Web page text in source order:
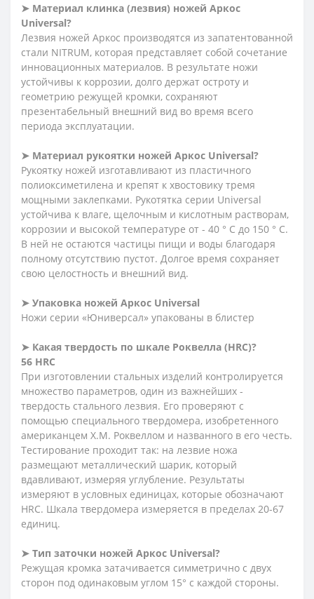
➤ Материал клинка (лезвия) ножей Аркос
Universal?
Лезвия ножей Аркос производятся из запатентованной
стали NITRUM, которая представляет собой сочетание
инновационных материалов. В результате ножи
устойчивы к коррозии, долго держат остроту и
геометрию режущей кромки, сохраняют
презентабельный внешний вид во время всего
периода эксплуатации.
➤ Материал рукоятки ножей Аркос Universal?
Рукоятку ножей изготавливают из пластичного
полиоксиметилена и крепят к хвостовику тремя
мощными заклепками. Рукотятка серии Universal
устойчива к влаге, щелочным и кислотным растворам,
коррозии и высокой температуре от - 40 ° C до 150 ° C.
В ней не остаются частицы пищи и воды благодаря
полному отсутствию пустот. Долгое время сохраняет
свою целостность и внешний вид.
➤ Упаковка ножей Аркос Universal
Ножи серии «Юниверсал» упакованы в блистер
➤ Какая твердость по шкале Роквелла (HRC)?
56 HRC
При изготовлении стальных изделий контролируется
множество параметров, один из важнейших -
твердость стального лезвия. Его проверяют с
помощью специального твердомера, изобретенного
американцем Х.М. Роквеллом и названного в его честь.
Тестирование проходит так: на лезвие ножа
размещают металлический шарик, который
вдавливают, измеряя углубление. Результаты
измеряют в условных единицах, которые обозначают
HRC. Шкала твердомера измеряется в пределах 20-67
единиц.
➤ Тип заточки ножей Аркос Universal?
Режущая кромка затачивается симметрично с двух
сторон под одинаковым углом 15° с каждой стороны.